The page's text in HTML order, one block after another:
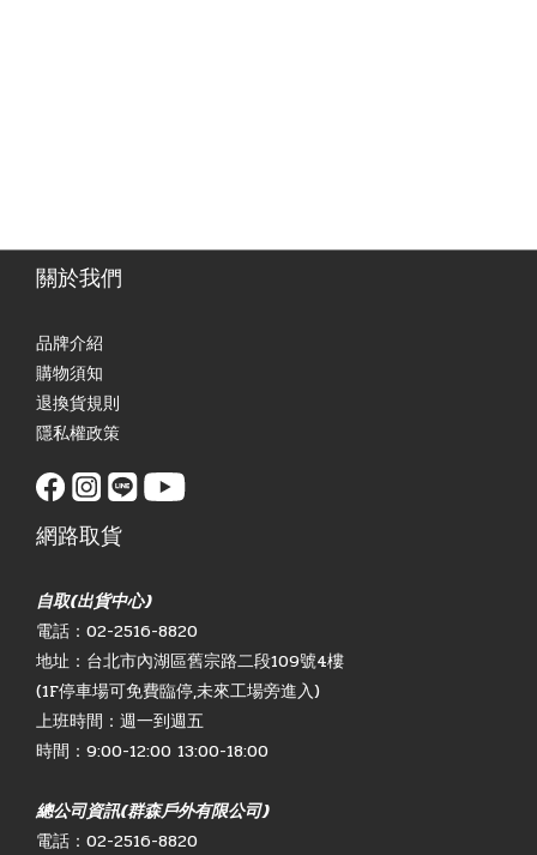
關於我們
品牌介紹
購物須知
退換貨規則
隱私權政策
網路取貨
自取(出貨中心)
電話：02-2516-8820
地址：台北市內湖區舊宗路二段109號4樓
(1F停車場可免費臨停,未來工場旁進入)
上班時間：週一到週五
時間：9:00-12:00 13:00-18:00
總公司資訊(群森戶外有限公司)
電話：02-2516-8820